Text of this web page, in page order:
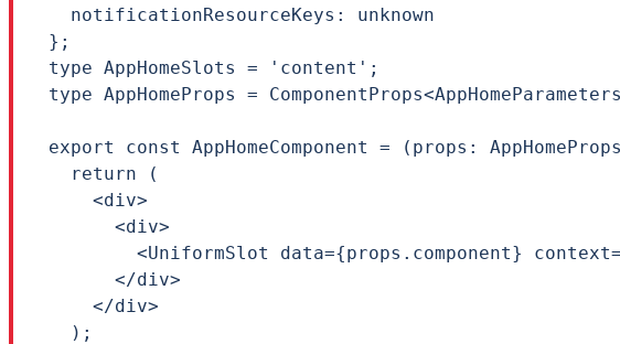
  notificationResourceKeys: unknown
};
type AppHomeSlots = 'content';
type AppHomeProps =
export const AppHomeComponent = (props:
  return (
    <div>
      <div>
<UniformSlot data={props.component}
      </div>
    </div>
  );